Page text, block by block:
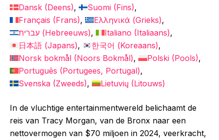
Dansk (Deens) Suomi (Fins)
Français (Frans) Ελληνικά (Grieks)
עברית (Hebreeuws) Italiano (Italiaans)
日本語 (Japans) 한국어 (Koreaans)
Norsk bokmål (Noors Bokmål) Polski (Pools)
Português (Portugees, Portugal)
Svenska (Zweeds) Lietuvių (Litouws)
In de vluchtige entertainmentwereld belichaamt de
reis van Tracy Morgan, van de Bronx naar een
nettovermogen van $70 miljoen in 2024, veerkracht,